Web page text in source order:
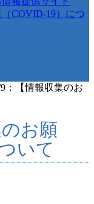
COVID-19）につ
：【情報収集のお
お願
いて